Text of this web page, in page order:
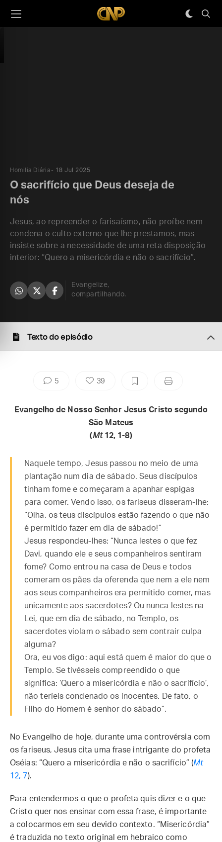
Homilia Diária 18 Jul 2025
O sacrifício que Deus deseja de
nós
Jesus, ao repreender o farisaísmo, não proíbe nem
condena o culto externo que lhe prestamos, mas
insiste sobre a necessidade de uma reta disposição
interior: “Quero a misericórdia e não o sacrifício”.
Evangelize,
compartilhando.
Texto do episódio
5 39
Evangelho de Nosso Senhor Jesus Cristo segundo
São Mateus
(Mt12, 1-8)
Naquele tempo, Jesus passou no meio de uma
plantação num dia de sábado. Seus discípulos
tinham fome e começaram a apanhar espigas
para comer. Vendo isso, os fariseus disseram-lhe:
“Olha, os teus discípulos estão fazendo o que não
é permitido fazer em dia de sábado!”
Jesus respondeu-lhes: “Nunca lestes o que fez
Davi, quando ele e seus companheiros sentiram
fome? Como entrou na casa de Deus e todos
comeram os pães da oferenda que nem a ele nem
aos seus companheiros era permitido comer, mas
unicamente aos sacerdotes? Ou nunca lestes na
Lei, que em dia de sábado, no Templo, os
sacerdotes violam o sábado sem contrair culpa
alguma?
Ora, eu vos digo: aqui está quem é maior do que o
Templo. Se tivésseis compreendido o que
significa: ‘Quero a misericórdia e não o sacrifício’,
não teríeis condenado os inocentes. De fato, o
Filho do Homem é senhor do sábado”.
No Evangelho de hoje, durante uma controvérsia com
os fariseus, Jesus cita uma frase intrigante do profeta
Oséias: “Quero a misericórdia e não o sacrifício” (Mt
12, 7).
Para entendermos o que o profeta quis dizer e o que
Cristo quer nos ensinar com essa frase, é importante
a colocarmos em seu devido contexto. “Misericórdia”
é traduzida no texto original em hebraico como